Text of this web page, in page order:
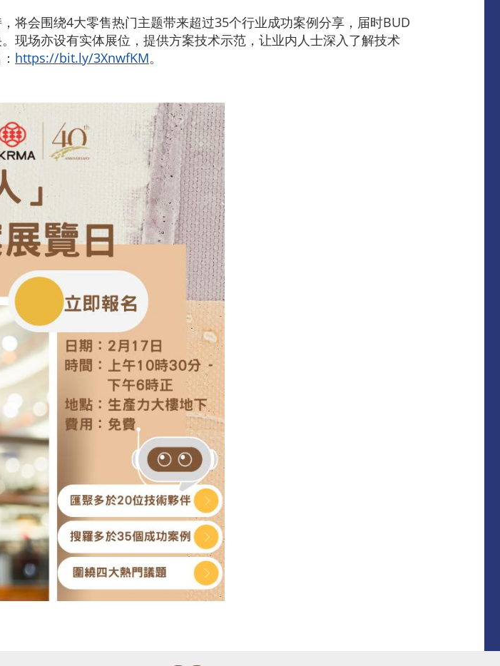
将会围绕4大零售热门主题带来超过35个行业成功案例分享，届时BUD
现场亦设有实体展位，提供方案技术示范，让业内人士深入了解技术
https://bit.ly/3XnwfKM。